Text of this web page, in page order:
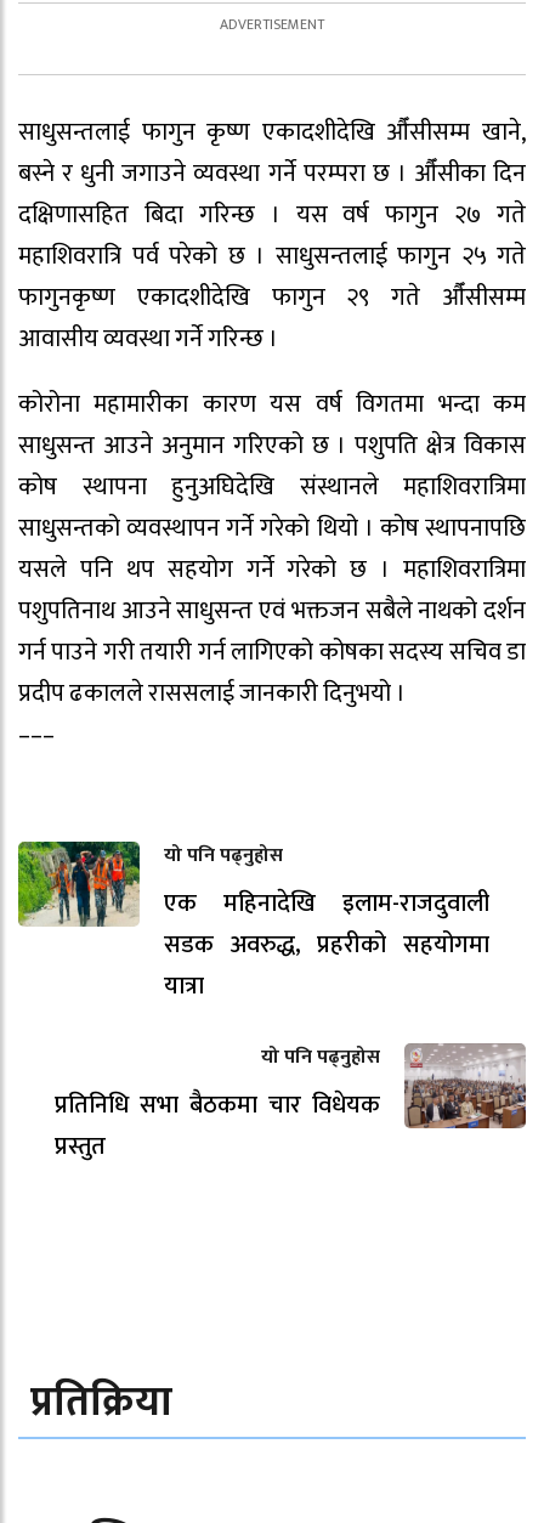
साधुसन्तलाई फागुन कृष्ण एकादशीदेखि औँसीसम्म खाने,
बस्ने र धुनी जगाउने व्यवस्था गर्ने परम्परा छ । औँसीका दिन
दक्षिणासहित बिदा गरिन्छ । यस वर्ष फागुन २७ गते
महाशिवरात्रि पर्व परेको छ । साधुसन्तलाई फागुन २५ गते
फागुनकृष्ण एकादशीदेखि फागुन २९ गते औँसीसम्म
आवासीय व्यवस्था गर्ने गरिन्छ ।
कोरोना महामारीका कारण यस वर्ष विगतमा भन्दा कम
साधुसन्त आउने अनुमान गरिएको छ । पशुपति क्षेत्र विकास
कोष स्थापना हुनुअघिदेखि संस्थानले महाशिवरात्रिमा
साधुसन्तको व्यवस्थापन गर्ने गरेको थियो । कोष स्थापनापछि
यसले पनि थप सहयोग गर्ने गरेको छ । महाशिवरात्रिमा
पशुपतिनाथ आउने साधुसन्त एवं भक्तजन सबैले नाथको दर्शन
गर्न पाउने गरी तयारी गर्न लागिएको कोषका सदस्य सचिव डा
प्रदीप ढकालले राससलाई जानकारी दिनुभयो ।
–––
यो पनि पढ्नुहोस
एक महिनादेखि इलाम-राजदुवाली
सडक अवरुद्ध, प्रहरीको सहयोगमा
यात्रा
यो पनि पढ्नुहोस
प्रतिनिधि सभा बैठकमा चार विधेयक
प्रस्तुत
प्रतिक्रिया